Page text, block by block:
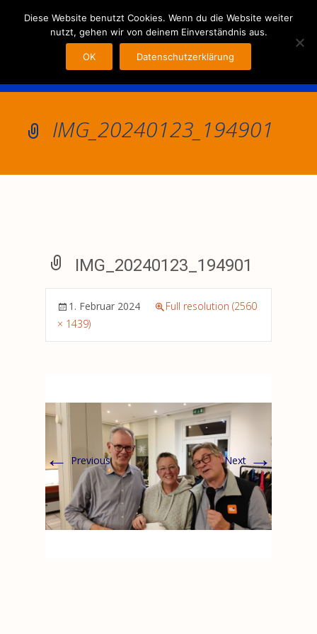
IMG_20240123_194901
IMG_20240123_194901
1. Februar 2024
Full resolution (2560
× 1439)
← Previous Next →
MENU
Diese Website benutzt Cookies. Wenn du die Website weiter
nutzt, gehen wir von deinem Einverständnis aus.
OK Datenschutzerklärung